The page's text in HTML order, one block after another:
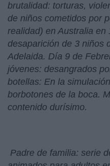
brutalidad: torturas,
de niños cometidos por
realidad) en Australia en
desaparición de 3 niños
Adelaida. Día 9 de
jóvenes: desangrados
botellas: En la
borbotones de la boca.
contenido durísimo.
Padre de familia: serie